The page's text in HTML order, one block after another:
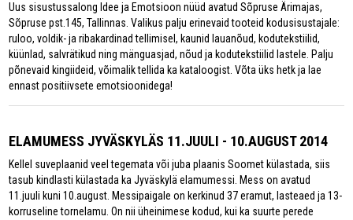
Uus sisustussalong Idee ja Emotsioon nüüd avatud Sõpruse Ärimajas,
Sõpruse pst.145, Tallinnas. Valikus palju erinevaid tooteid kodusisustajale:
ruloo, voldik- ja ribakardinad tellimisel, kaunid lauanõud, kodutekstiilid,
küünlad, salvrätikud ning mänguasjad, nõud ja kodutekstiilid lastele. Palju
põnevaid kingiideid, võimalik tellida ka kataloogist. Võta üks hetk ja lae
ennast positiivsete emotsioonidega!
ELAMUMESS JYVÄSKYLÄS 11.JUULI - 10.AUGUST 2014
Kellel suveplaanid veel tegemata või juba plaanis Soomet külastada, siis
tasub kindlasti külastada ka Jyväskylä elamumessi. Mess on avatud
11.juuli kuni 10.august. Messipaigale on kerkinud 37 eramut, lasteaed ja 13-
korruseline tornelamu. On nii üheinimese kodud, kui ka suurte perede